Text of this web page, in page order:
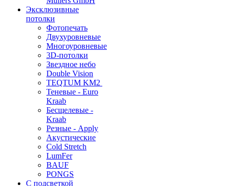
Эксклюзивные
потолки
Фотопечать
Двухуровневые
Многоуровневые
3D-потолки
Звездное небо
Double Vision
TEQTUM KM2
Теневые - Euro
Kraab
Бесщелевые -
Kraab
Резные - Apply
Акустические
Cold Stretch
LumFer
BAUF
PONGS
С подсветкой